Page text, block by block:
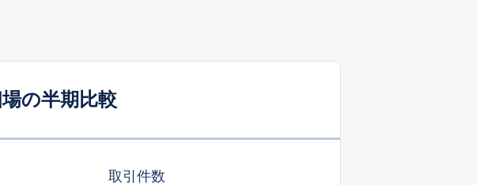
の半期比較
取引件数